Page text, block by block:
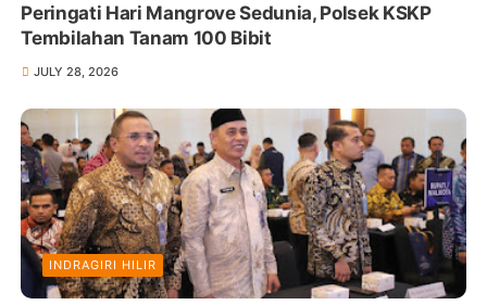
Peringati Hari Mangrove Sedunia, Polsek KSKP
Tembilahan Tanam 100 Bibit
JULY 28, 2026
INDRAGIRI HILIR